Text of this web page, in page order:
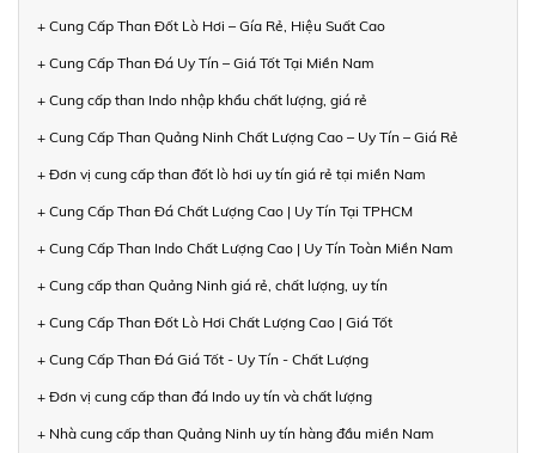
+ Cung Cấp Than Đốt Lò Hơi – Gía Rẻ, Hiệu Suất Cao
+ Cung Cấp Than Đá Uy Tín – Giá Tốt Tại Miền Nam
+ Cung cấp than Indo nhập khẩu chất lượng, giá rẻ
+ Cung Cấp Than Quảng Ninh Chất Lượng Cao – Uy Tín – Giá Rẻ
+ Đơn vị cung cấp than đốt lò hơi uy tín giá rẻ tại miền Nam
+ Cung Cấp Than Đá Chất Lượng Cao | Uy Tín Tại TPHCM
+ Cung Cấp Than Indo Chất Lượng Cao | Uy Tín Toàn Miền Nam
+ Cung cấp than Quảng Ninh giá rẻ, chất lượng, uy tín
+ Cung Cấp Than Đốt Lò Hơi Chất Lượng Cao | Giá Tốt
+ Cung Cấp Than Đá Giá Tốt - Uy Tín - Chất Lượng
+ Đơn vị cung cấp than đá Indo uy tín và chất lượng
+ Nhà cung cấp than Quảng Ninh uy tín hàng đầu miền Nam